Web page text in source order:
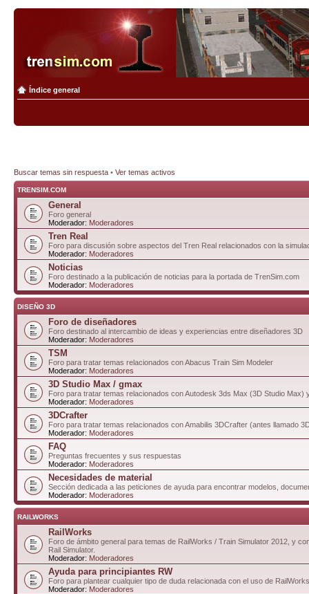
Índice general
Buscar temas sin respuesta • Ver temas activos
TRENSIM.COM
General
Foro general
Moderador: Moderadores
Tren Real
Foro para discusión sobre aspectos del Tren Real relacionados con la
Moderador: Moderadores
Noticias
Foro destinado a la publicación de noticias para la portada de TrenSim.com
Moderador: Moderadores
DISEÑO 3D
Foro de diseñadores
Foro destinado al intercambio de ideas y experiencias entre diseñadores 3D
Moderador: Moderadores
TSM
Foro para tratar temas relacionados con Abacus Train Sim Modeler
Moderador: Moderadores
3D Studio Max / gmax
Foro para tratar temas relacionados con Autodesk 3ds Max (3D Studio Max)
Moderador: Moderadores
3DCrafter
Foro para tratar temas relacionados con Amabilis 3DCrafter (antes llamado
Moderador: Moderadores
FAQ
Preguntas frecuentes y sus respuestas
Moderador: Moderadores
Necesidades de material
Sección dedicada a las peticiones de ayuda para encontrar modelos,
Moderador: Moderadores
RAILWORKS
RailWorks
Foro de ámbito general para temas de RailWorks / Train Simulator 2012, y
Rail Simulator.
Moderador: Moderadores
Ayuda para principiantes RW
Foro para plantear cualquier tipo de duda relacionada con el uso de
Moderador: Moderadores